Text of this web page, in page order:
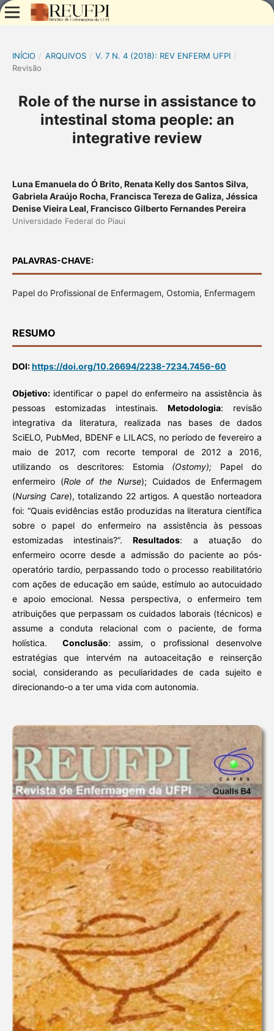
INÍCIO / ARQUIVOS / V. 7 N. 4 (2018): REV ENFERM UFPI /
Revisão
Role of the nurse in assistance to
intestinal stoma people: an
integrative review
Luna Emanuela do Ó Brito, Renata Kelly dos Santos Silva,
Gabriela Araújo Rocha, Francisca Tereza de Galiza, Jéssica
Denise Vieira Leal, Francisco Gilberto Fernandes Pereira
Universidade Federal do Piaui
PALAVRAS-CHAVE:
Papel do Profissional de Enfermagem, Ostomia, Enfermagem
RESUMO
DOI:https://doi.org/10.26694/2238-7234.7456-60
Objetivo: identificar o papel do enfermeiro na assistência às
pessoas estomizadas intestinais.Metodologia: revisão
integrativa da literatura, realizada nas bases de dados
SciELO, PubMed, BDENF e LILACS, no período de fevereiro a
maio de 2017, com recorte temporal de 2012 a 2016,
utilizando os descritores: Estomia (Ostomy); Papel do
enfermeiro (Role of the Nurse); Cuidados de Enfermagem
(Nursing Care), totalizando 22 artigos. A questão norteadora
foi: “Quais evidências estão produzidas na literatura científica
sobre o papel do enfermeiro na assistência às pessoas
estomizadas intestinais?”.Resultados: a atuação do
enfermeiro ocorre desde a admissão do paciente ao pós-
operatório tardio, perpassando todo o processo reabilitatório
com ações de educação em saúde, estímulo ao autocuidado
e apoio emocional. Nessa perspectiva, o enfermeiro tem
atribuições que perpassam os cuidados laborais (técnicos) e
assume a conduta relacional com o paciente, de forma
holística. Conclusão: assim, o profissional desenvolve
estratégias que intervém na autoaceitação e reinserção
social, considerando as peculiaridades de cada sujeito e
direcionando-o a ter uma vida com autonomia.